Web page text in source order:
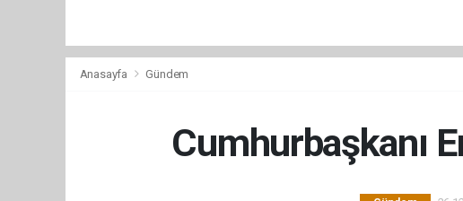
Anasayfa Gündem
Cumhurbaşkanı